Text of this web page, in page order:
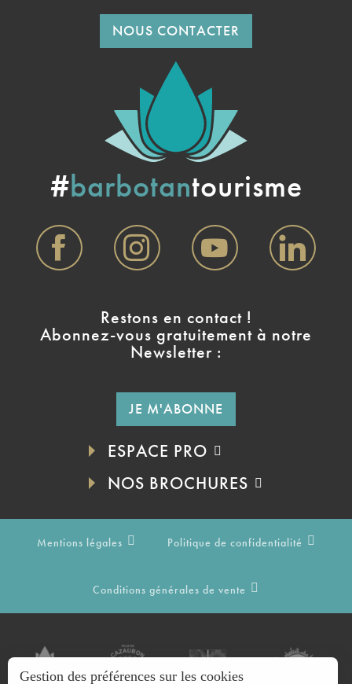
NOUS CONTACTER
#barbotantourisme
Restons en contact !
Abonnez-vous gratuitement à notre
Newsletter :
JE M'ABONNE
ESPACE PRO
NOS BROCHURES
Mentions légales Politique de confidentialité
Conditions générales de vente
Gestion des préférences sur les cookies